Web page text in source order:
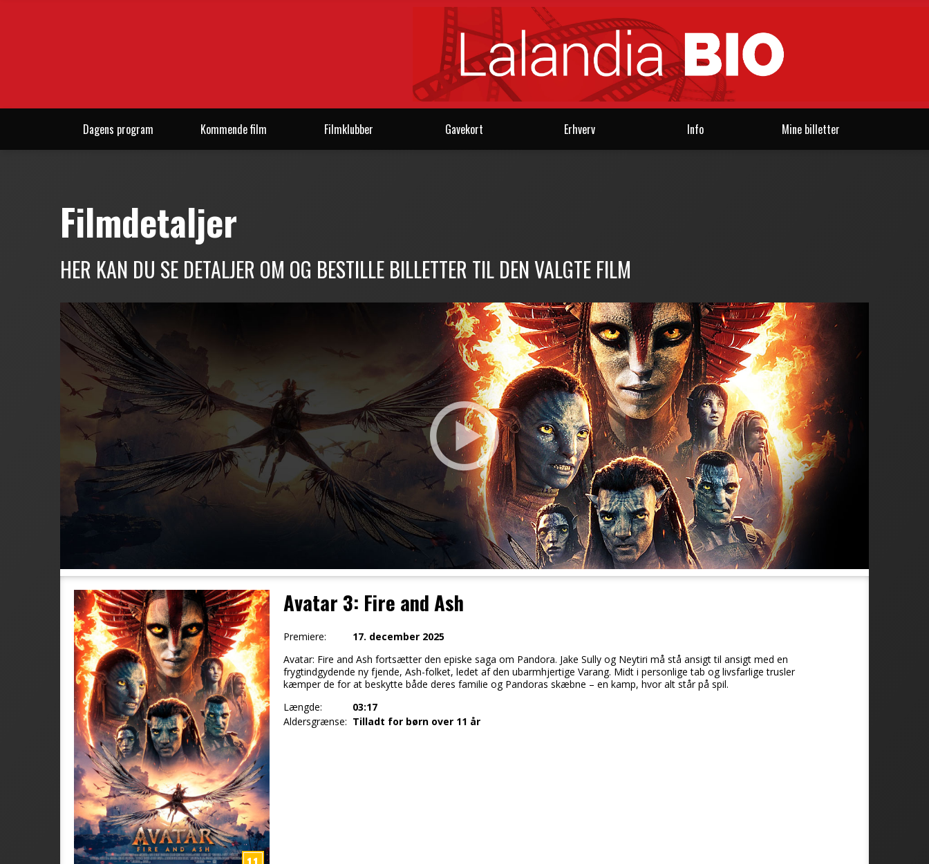
Dagens program Kommende film Filmklubber Gavekort Erhverv Info Mine billetter